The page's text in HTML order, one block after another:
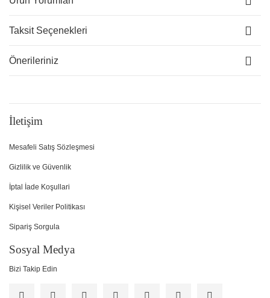
Taksit Seçenekleri
Önerileriniz
İletişim
Mesafeli Satış Sözleşmesi
Gizlilik ve Güvenlik
İptal İade Koşullari
Kişisel Veriler Politikası
Sipariş Sorgula
Sosyal Medya
Bizi Takip Edin